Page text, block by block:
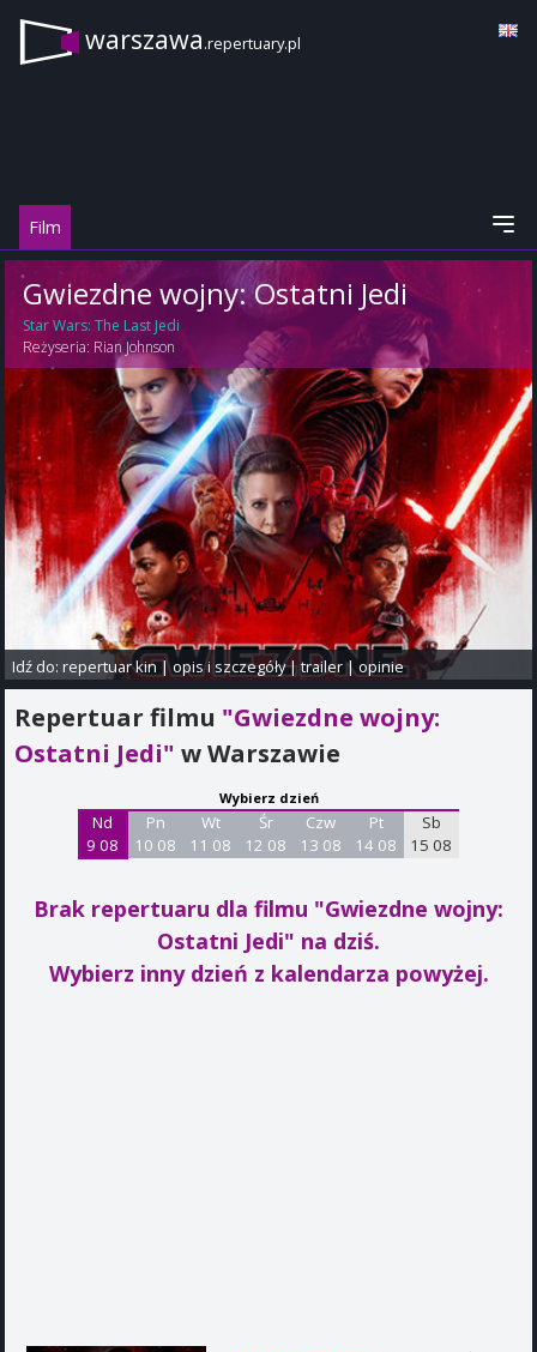
warszawa.repertuary.pl
Film
Gwiezdne wojny: Ostatni Jedi
Star Wars: The Last Jedi
Reżyseria: Rian Johnson
Idź do:repertuar kin|opis i szczegóły|trailer|opinie
Repertuar filmu "Gwiezdne wojny:
Ostatni Jedi" w Warszawie
Wybierz dzień
Nd
9 08
Pn
10 08
Wt
11 08
Śr
12 08
Czw
13 08
Pt
14 08
Sb
15 08
Brak repertuaru dla filmu "Gwiezdne wojny:
Ostatni Jedi" na dziś.
Wybierz inny dzień z kalendarza powyżej.